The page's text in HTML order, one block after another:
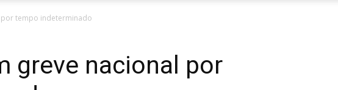
tempo indeterminado
greve nacional por